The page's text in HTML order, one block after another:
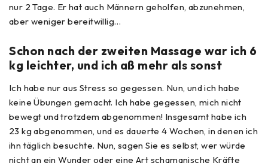
nur 2 Tage. Er hat auch Männern geholfen, abzunehmen,
aber weniger bereitwillig…
Schon nach der zweiten Massage war ich 6
kg leichter, und ich aß mehr als sonst
Ich habe nur aus Stress so gegessen. Nun, und ich habe
keine Übungen gemacht. Ich habe gegessen, mich nicht
bewegt und trotzdem abgenommen! Insgesamt habe ich
23 kg abgenommen, und es dauerte 4 Wochen, in denen ich
ihn täglich besuchte. Nun, sagen Sie es selbst, wer würde
nicht an ein Wunder oder eine Art schamanische Kräfte